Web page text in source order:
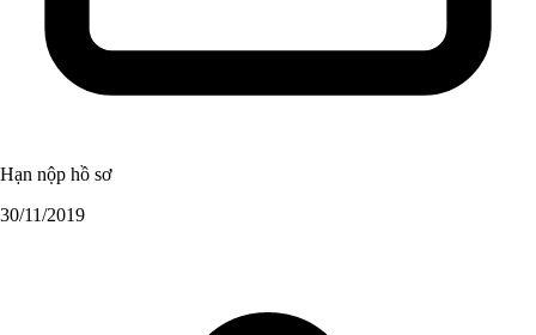
Hạn nộp hồ sơ
30/11/2019